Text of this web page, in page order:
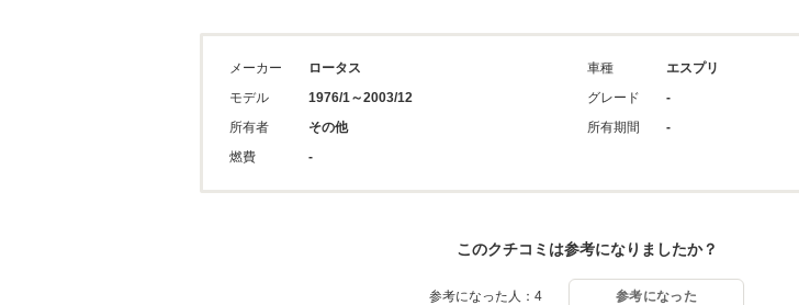
メーカー
ロータス
モデル
1976/1～2003/12
所有者
その他
燃費
-
車種
エスプリ
グレード
-
所有期間
-
このクチコミは参考になりましたか？
参考になった人：4 参考になった